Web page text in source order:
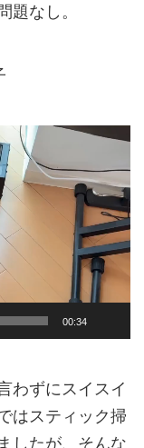
題なし。
00:34
わずにスイスイ
はスティック掃
したが、そんな